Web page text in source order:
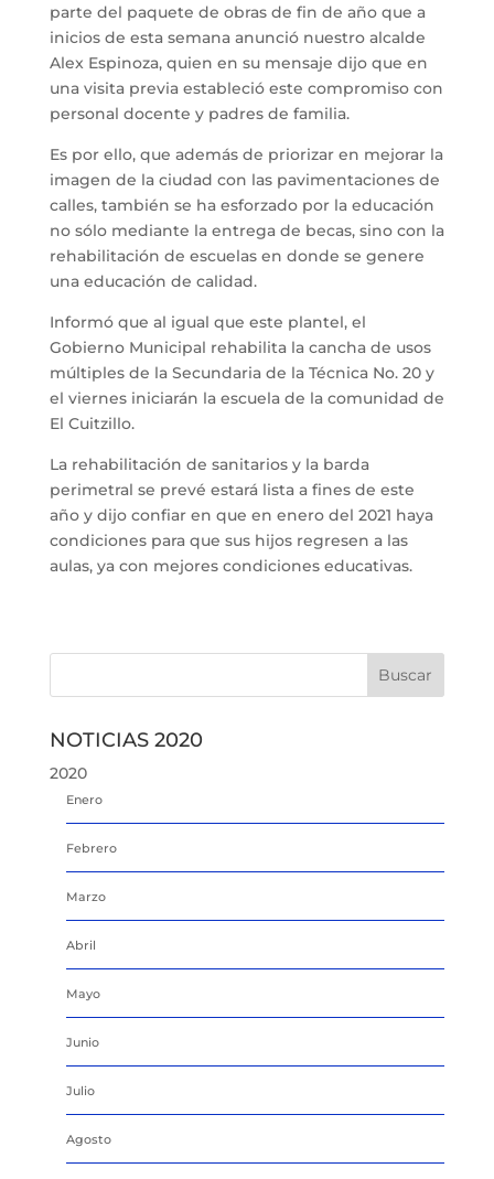
parte del paquete de obras de fin de año que a
inicios de esta semana anunció nuestro alcalde
Alex Espinoza, quien en su mensaje dijo que en
una visita previa estableció este compromiso con
personal docente y padres de familia.
Es por ello, que además de priorizar en mejorar la
imagen de la ciudad con las pavimentaciones de
calles, también se ha esforzado por la educación
no sólo mediante la entrega de becas, sino con la
rehabilitación de escuelas en donde se genere
una educación de calidad.
Informó que al igual que este plantel, el
Gobierno Municipal rehabilita la cancha de usos
múltiples de la Secundaria de la Técnica No. 20 y
el viernes iniciarán la escuela de la comunidad de
El Cuitzillo.
La rehabilitación de sanitarios y la barda
perimetral se prevé estará lista a fines de este
año y dijo confiar en que en enero del 2021 haya
condiciones para que sus hijos regresen a las
aulas, ya con mejores condiciones educativas.
NOTICIAS 2020
2020
Enero
Febrero
Marzo
Abril
Mayo
Junio
Julio
Agosto